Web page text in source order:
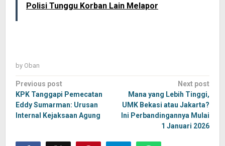
Polisi Tunggu Korban Lain Melapor
by Oban
Post
navigation
Previous post
KPK Tanggapi Pemecatan
Eddy Sumarman: Urusan
Internal Kejaksaan Agung
Next post
Mana yang Lebih Tinggi,
UMK Bekasi atau Jakarta?
Ini Perbandingannya Mulai
1 Januari 2026